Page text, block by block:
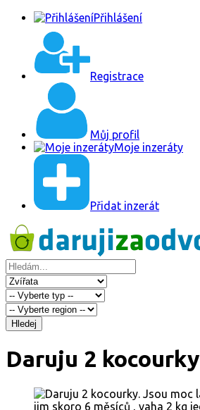
Přihlášení
Registrace
Můj profil
Moje inzeráty
Přidat inzerát
Hledej
Daruju 2 kocourky